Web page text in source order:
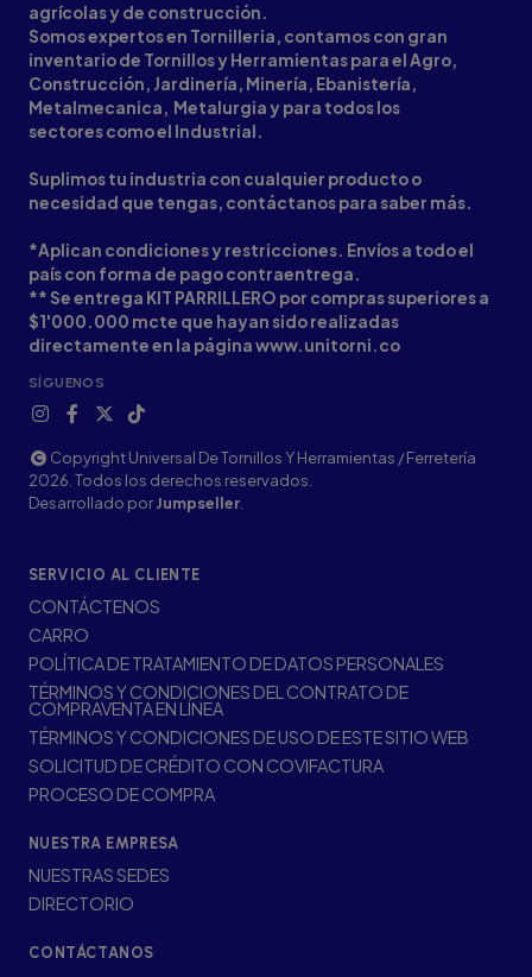
agrícolas y de construcción.
Somos expertos en Tornilleria, contamos con gran
inventario de Tornillos y Herramientas para el Agro,
Construcción, Jardinería, Minería, Ebanistería,
Metalmecanica, Metalurgia y para todos los
sectores como el Industrial.
Suplimos tu industria con cualquier producto o
necesidad que tengas, contáctanos para saber más.
*Aplican condiciones y restricciones. Envíos a todo el
país con forma de pago contraentrega.
** Se entrega KIT PARRILLERO por compras superiores a
$1'000.000 mcte que hayan sido realizadas
directamente en la página www.unitorni.co
SÍGUENOS
Copyright Universal De Tornillos Y Herramientas / Ferretería
2026. Todos los derechos reservados.
Desarrollado porJumpseller
SERVICIO AL CLIENTE
CONTÁCTENOS
CARRO
POLÍTICA DE TRATAMIENTO DE DATOS PERSONALES
TÉRMINOS Y CONDICIONES DEL CONTRATO DE
COMPRAVENTA EN LÍNEA
TÉRMINOS Y CONDICIONES DE USO DE ESTE SITIO WEB
SOLICITUD DE CRÉDITO CON COVIFACTURA
PROCESO DE COMPRA
NUESTRA EMPRESA
NUESTRAS SEDES
DIRECTORIO
CONTÁCTANOS